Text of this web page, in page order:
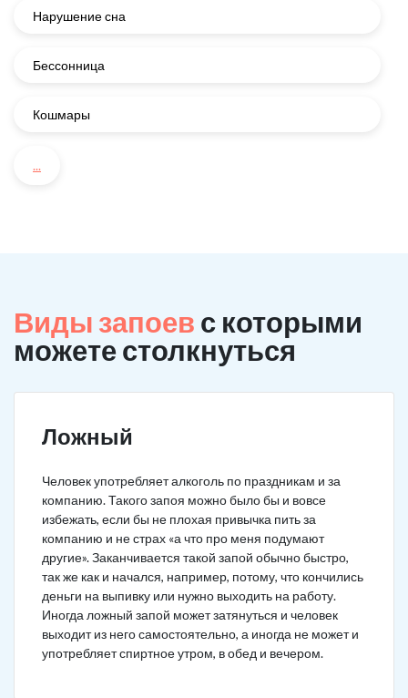
Нарушение сна
Бессонница
Кошмары
...
Виды запоев с которыми
можете столкнуться
Ложный
Человек употребляет алкоголь по праздникам и за
компанию. Такого запоя можно было бы и вовсе
избежать, если бы не плохая привычка пить за
компанию и не страх «а что про меня подумают
другие». Заканчивается такой запой обычно быстро,
так же как и начался, например, потому, что кончились
деньги на выпивку или нужно выходить на работу.
Иногда ложный запой может затянуться и человек
выходит из него самостоятельно, а иногда не может и
употребляет спиртное утром, в обед и вечером.